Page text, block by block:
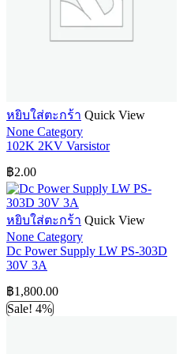
หยิบใส่ตะกร้า Quick View
None Category
102K 2KV Varsistor
฿2.00
หยิบใส่ตะกร้า Quick View
None Category
Dc Power Supply LW PS-303D
30V 3A
฿1,800.00
Sale! 4%